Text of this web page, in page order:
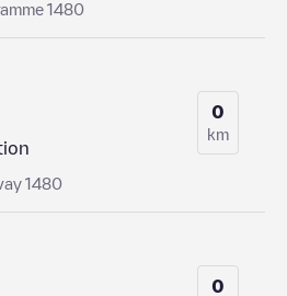
1480
1480
0
km
0